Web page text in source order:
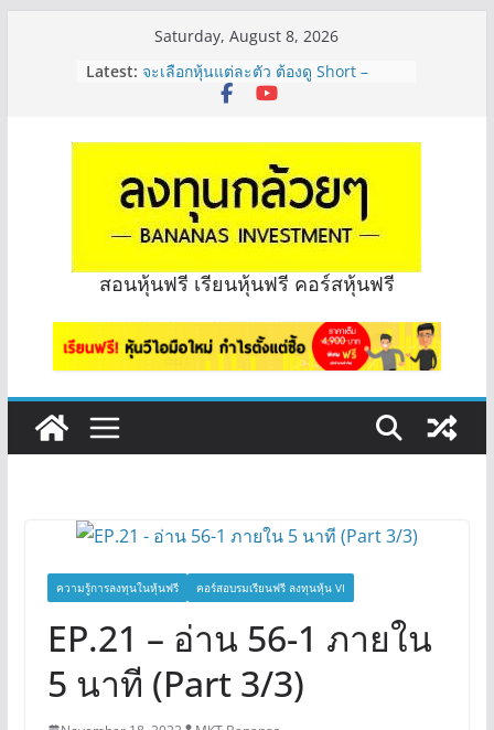
Saturday, August 8, 2026
Latest: จะเลือกหุ้นแต่ละตัว ต้องดู Short –
Long ของหุ้นตัวนั้นๆไหมคะ? | Q&A
Hot Topic! อัปเดทงบ สื่อสาร, ค้าปลีก
ตัวไหนเหมาะถือเอาปันผล? | Hot Topic
EP.41
หุ้นซอสภูเขาทอง Sauce เหมาะถือเป็น
หุ้นปันผลไหม? | Q&A กล้วยๆ EP.1166
OSP vs CBG vs ICHI ควร DCA ตัวไหน
ดี? | Q&A กล้วยๆ EP.1165
รีวิวงบกลุ่ม Bank หุ้นไหนเหมาะถือเอา
สอนหุ้นฟรี เรียนหุ้นฟรี คอร์สหุ้นฟรี
ความรู้การลงทุนในหุ้นฟรี คอร์สอบรมเรียนฟรี ลงทุนหุ้น VI
EP.21 – อ่าน 56-1 ภายใน
5 นาที (Part 3/3)